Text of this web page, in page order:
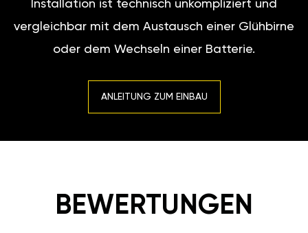
Installation ist technisch unkompliziert und
vergleichbar mit dem Austausch einer Glühbirne
oder dem Wechseln einer Batterie.
ANLEITUNG ZUM EINBAU
BEWERTUNGEN